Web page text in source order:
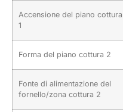
Accensione del piano cottura
1
Forma del piano cottura 2
Fonte di alimentazione del
fornello/zona cottura 2